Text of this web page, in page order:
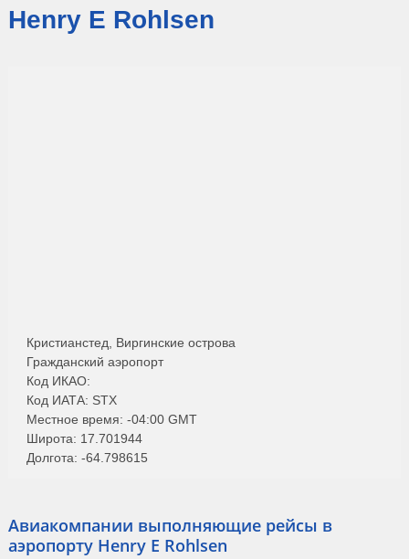
Henry E Rohlsen
Кристианстед, Виргинские острова
Гражданский аэропорт
Код ИКАО:
Код ИАТА: STX
Местное время: -04:00 GMT
Широта: 17.701944
Долгота: -64.798615
Авиакомпании выполняющие рейсы в
аэропорту Henry E Rohlsen